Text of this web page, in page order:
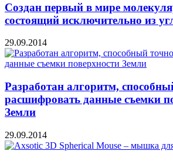
Создан первый в мире
состоящий исключительно из
29.09.2014
Разработан алгоритм,
расшифровать данные съемки
Земли
29.09.2014